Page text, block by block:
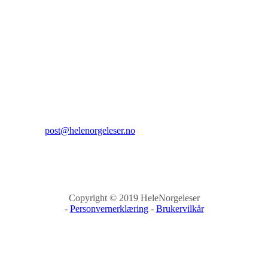
post@helenorgeleser.no
Copyright © 2019 HeleNorgeleser
- Personvernerklæring- Brukervilkår